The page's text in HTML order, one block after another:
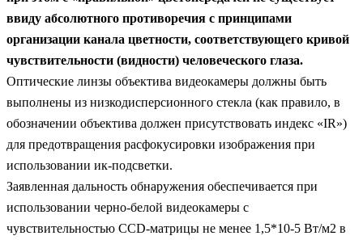
ввиду абсолютного противоречия с принципами
организации канала цветности, соответствующего кривой
чувствительности (видности) человеческого глаза.
Оптические линзы объектива видеокамеры должны быть
выполнены из низкодисперсионного стекла (как правило, в
обозначении объектива должен присутствовать индекс «IR»)
для предотвращения расфокусировки изображения при
использовании ик-подсветки.
Заявленная дальность обнаружения обеспечивается при
использовании черно-белой видеокамеры с
чувствительностью CCD-матрицы не менее 1,5*10-5 Вт/м2 в